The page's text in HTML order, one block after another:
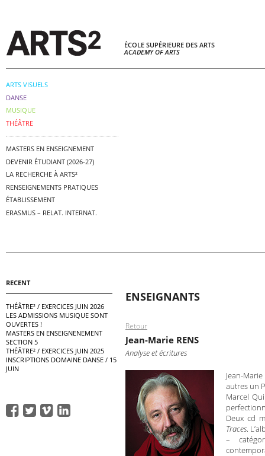
ÉCOLE SUPÉRIEURE DES ARTS
ACADEMY OF ARTS
ARTS VISUELS
DANSE
MUSIQUE
THÉÂTRE
MASTERS EN ENSEIGNEMENT
DEVENIR ÉTUDIANT (2026-27)
LA RECHERCHE À ARTS²
RENSEIGNEMENTS PRATIQUES
ÉTABLISSEMENT
ERASMUS – RELAT. INTERNAT.
RECENT
THÉÂTRE² / EXERCICES JUIN 2026
LES ADMISSIONS MUSIQUE SONT
OUVERTES !
MASTERS EN ENSEIGNENEMENT
SECTION 5
THÉÂTRE² / EXERCICES JUIN 2025
INSCRIPTIONS DOMAINE DANSE / 15
JUIN
ENSEIGNANTS
Retour
Jean-Marie RENS
Analyse et écritures
Jean-
autres un
Marcel
Deux cd
Traces.
–